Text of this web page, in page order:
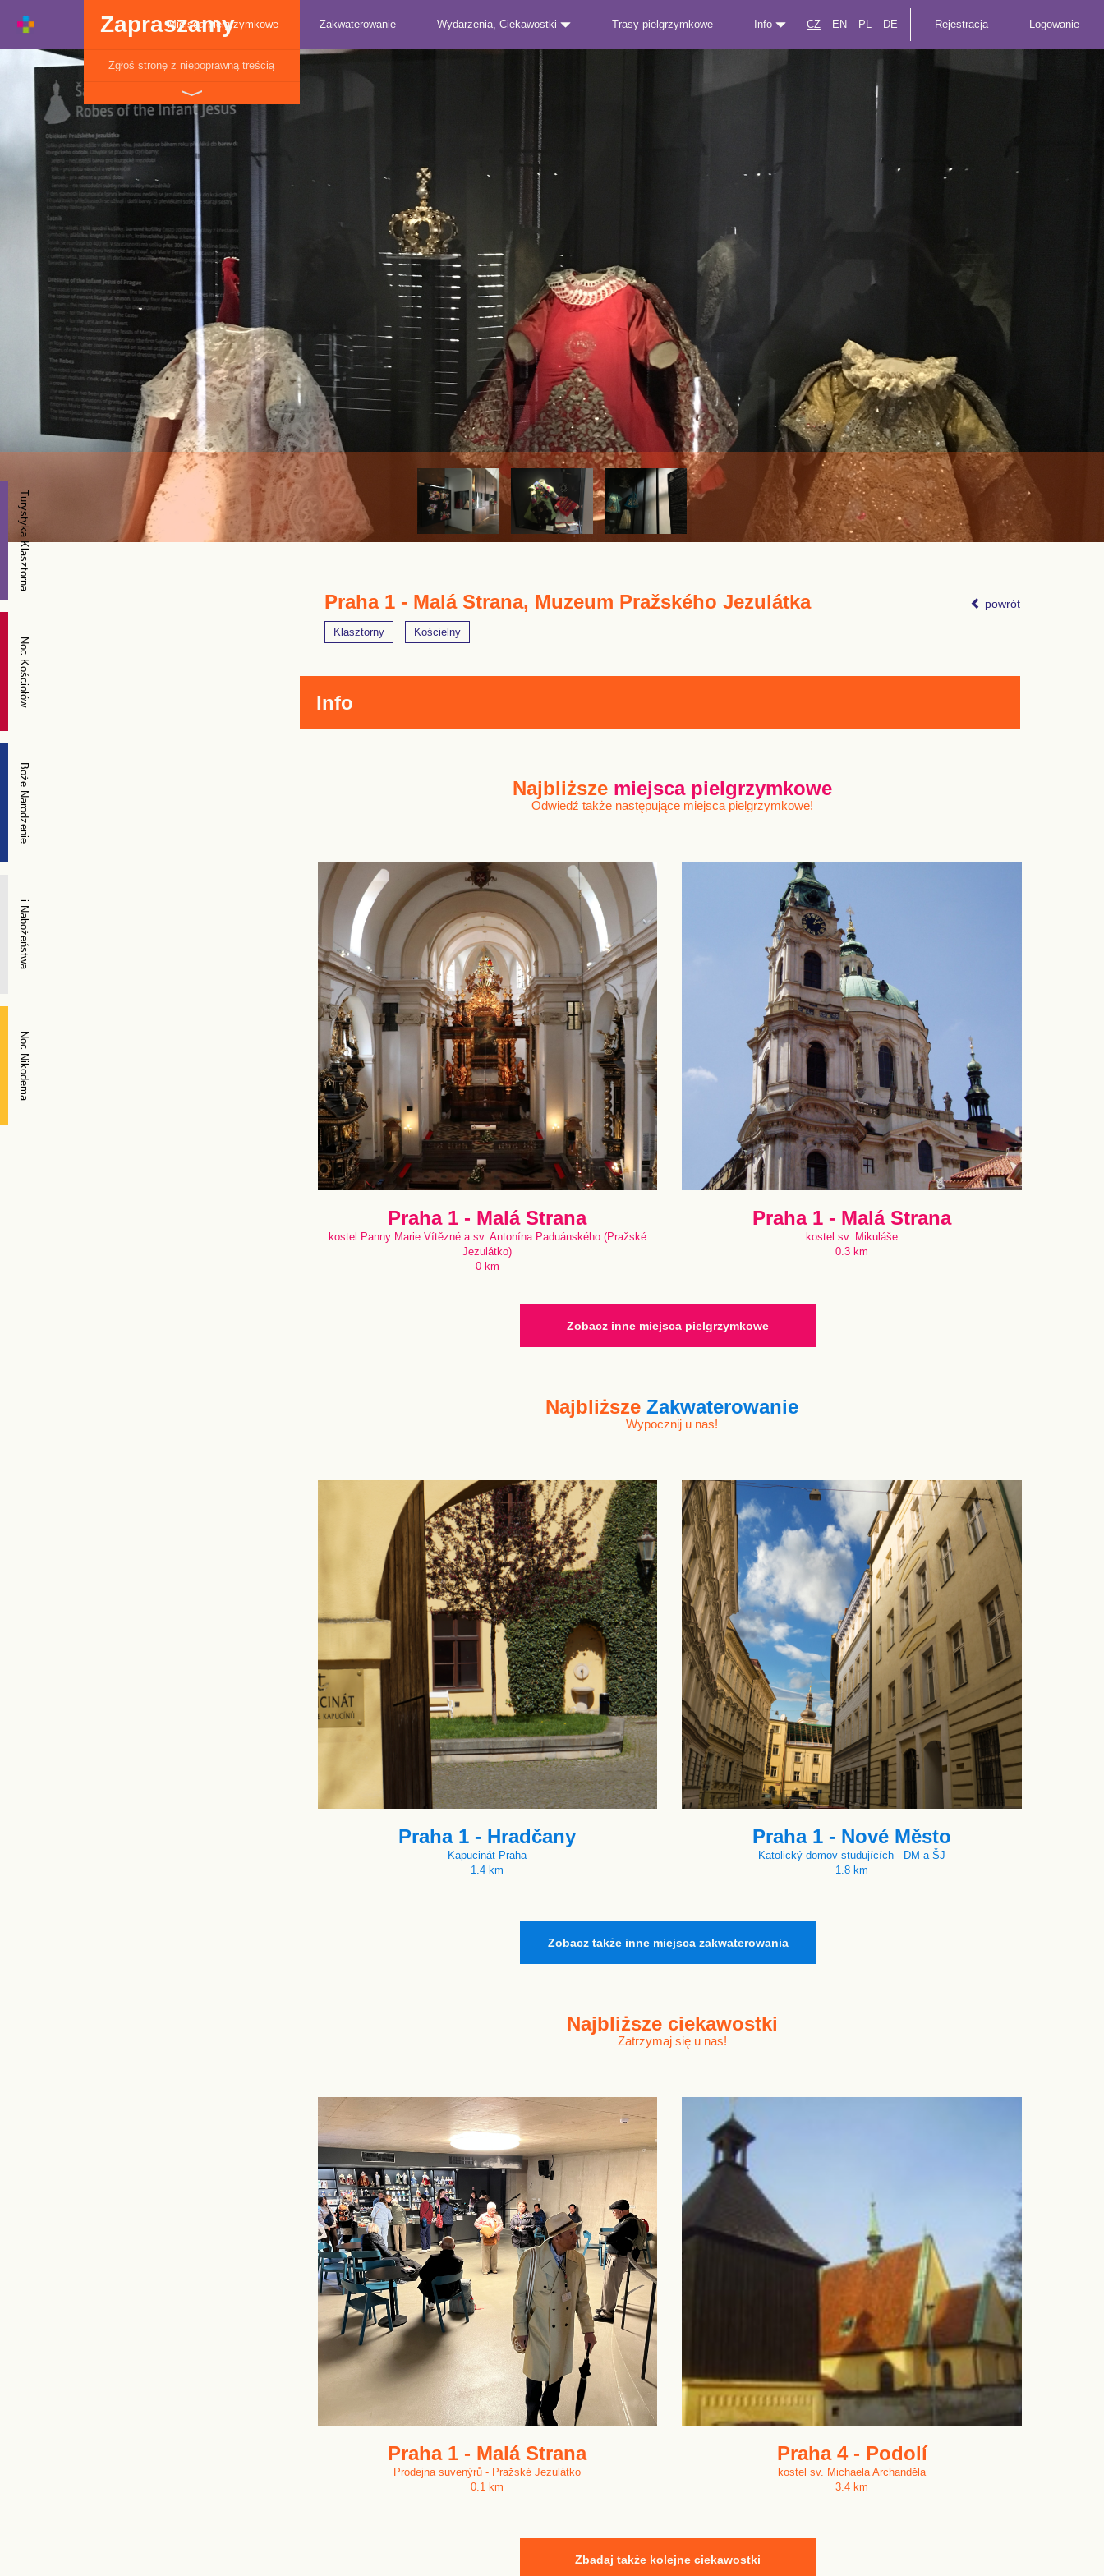
Zapraszamy
Zgłoś stronę z niepoprawną treścią
Miejsca pielgrzymkowe Zakwaterowanie Wydarzenia, Ciekawostki Trasy pielgrzymkowe Info CZ EN PL DE Rejestracja Logowanie
Praha 1 - Malá Strana, Muzeum Pražského Jezulátka powrót
Klasztorny Kościelny
Info
Najbliższe miejsca pielgrzymkowe
Odwiedź także następujące miejsca pielgrzymkowe!
Praha 1 - Malá Strana
kostel Panny Marie Vítězné a sv. Antonína Paduánského (Pražské
Jezulátko)
0 km
Praha 1 - Malá Strana
kostel sv. Mikuláše
0.3 km
Zobacz inne miejsca pielgrzymkowe
NajbliższeZakwaterowanie
Wypocznij u nas!
Praha 1 - Hradčany
Kapucinát Praha
1.4 km
Praha 1 - Nové Město
Katolický domov studujících - DM a ŠJ
1.8 km
Zobacz także inne miejsca zakwaterowania
Najbliższe ciekawostki
Zatrzymaj się u nas!
Praha 1 - Malá Strana
Prodejna suvenýrů - Pražské Jezulátko
0.1 km
Praha 4 - Podolí
kostel sv. Michaela Archanděla
3.4 km
Zbadaj także kolejne ciekawostki
Turystyka Klasztorna
Noc Nikodema
Noc Kościołów
Boże Narodzenie
i Nabożeństwa